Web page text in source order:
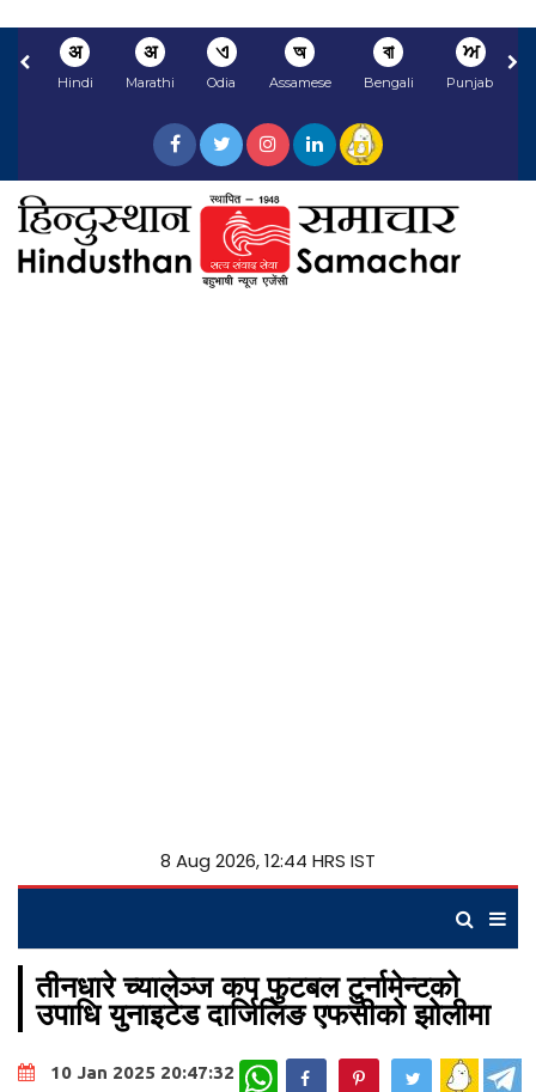
अ
Hindi
अ
Marathi
ଏ
Odia
অ
Assamese
বা
Bengali
ਅ
Punjabi
8 Aug 2026, 12:44 HRS IST
तीनधारे च्यालेञ्ज कप फुटबल टुर्नामेन्टको
उपाधि युनाइटेड दार्जिलिङ एफसीको झोलीमा
10 Jan 2025 20:47:32 WhatsApp